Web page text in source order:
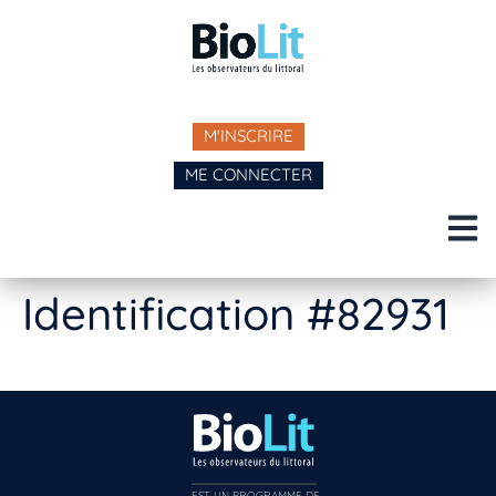
M'INSCRIRE
ME CONNECTER
Identification #82931